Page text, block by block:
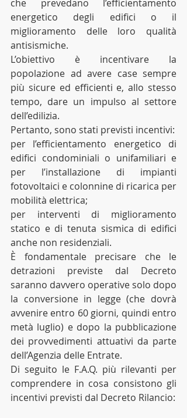
che prevedano l’efficientamento
energetico degli edifici o il
miglioramento delle loro qualità
antisismiche.
L’obiettivo è incentivare la
popolazione ad avere case sempre
più sicure ed efficienti e, allo stesso
tempo, dare un impulso al settore
dell’edilizia.
Pertanto, sono stati previsti incentivi:
per l’efficientamento energetico di
edifici condominiali o unifamiliari e
per l’installazione di impianti
fotovoltaici e colonnine di ricarica per
mobilità elettrica;
per interventi di miglioramento
statico e di tenuta sismica di edifici
anche non residenziali.
È fondamentale precisare che le
detrazioni previste dal Decreto
saranno davvero operative solo dopo
la conversione in legge (che dovrà
avvenire entro 60 giorni, quindi entro
metà luglio) e dopo la pubblicazione
dei provvedimenti attuativi da parte
dell’Agenzia delle Entrate.
Di seguito le F.A.Q. più rilevanti per
comprendere in cosa consistono gli
incentivi previsti dal Decreto Rilancio: